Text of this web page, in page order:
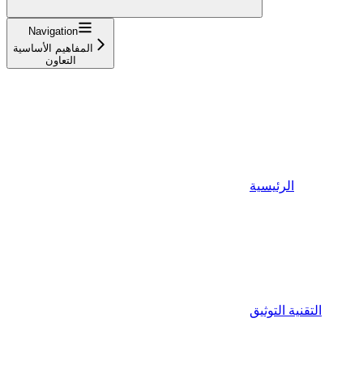
Navigation
المفاهيم الأساسية
التعاون
الرئيسية
التقنية التوثيق